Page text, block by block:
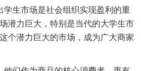
学生市场是社会组织实现盈利的重
潜力巨大，特别是当代的大学生市
个潜力巨大的市场，成为广大商家